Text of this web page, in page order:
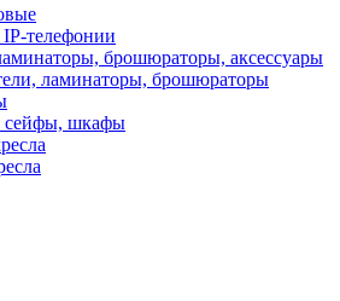
телефонии
брошюраторы, аксессуары
ламинаторы, брошюраторы
сейфы, шкафы